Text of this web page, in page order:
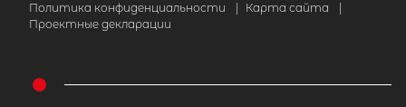
Политика конфиденциальности
Карта сайта
Проектные декларации